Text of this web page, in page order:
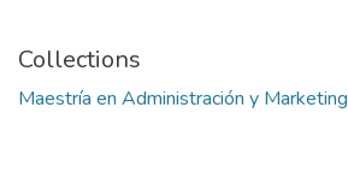
Collections
Maestría en Administración y Marketing